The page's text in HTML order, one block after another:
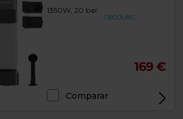
1350W, 20 bar
169 €
Comparar